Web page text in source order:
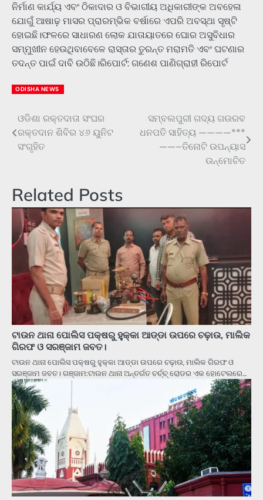
ନିର୍ମାଣ କାର୍ଯ୍ୟ ଏବଂ ଠିକାଦାର ଓ ବିଭାଗୀୟ ଅଧିକାରୀଙ୍କ ଅବହେଳା
ଯୋଗୁଁ ଆଷାଢ଼ ମାସର ପ୍ରାରମ୍ଭିକ ବର୍ଷାରେ ଏପରି ଅବସ୍ଥା ସୃଷ୍ଟି
ହୋଇଛି।ଫଳରେ ସାଧାରଣ ଲୋକ ଯାତାୟାତରେ ଘୋର ଅସୁବିଧାର
ସମ୍ମୁଖୀନ ହେଉଥିବାବେଳେ ରାସ୍ତାର ତୁରନ୍ତ ମରାମତି ଏବଂ ଘଟଣାର
ତଦନ୍ତ ପାଇଁ ଦାବି ଉଠିଛି।ରିପୋର୍ଟ: ଗଣେଶ ପାଣିଗ୍ରାହୀ ରିପୋର୍ଟ
ODISHA NEWS
Post
navigation
ଓଡିଶା ରକ୍ତଦାତା ସଂଘର
ରକ୍ତଦାନ ଶିବିର ୪୬ ୟୁନିଟ
ସଂଗୃହିତ
ସମ୍ବଲପୁରୀ ଗଦ୍ୟ ଗଉରବ
ଧନପତି ସାହିତ୍ୟ ————***
——–ତିନୋଟି ଉପନ୍ୟାସ
ଉନ୍ମୋଚିତ
Related Posts
ଟାଉନ ଥାନା ପୋଲିସ ପକ୍ଷରୁ ହୁକ୍କା ଆଡ୍ଡା ଉପରେ ଚଢ଼ାଉ, ମାଲିକ
ଗିରଫ ଓ ସରଞ୍ଜାମ ଜବତ।
ଟାଉନ ଥାନା ପୋଲିସ ପକ୍ଷରୁ ହୁକ୍କା ଆଡ୍ଡା ଉପରେ ଚଢ଼ାଉ, ମାଲିକ ଗିରଫ ଓ
ସରଞ୍ଜାମ ଜବତ। ଗଞ୍ଜାମ:ଟାଉନ ଥାନା ଅନ୍ତର୍ଗତ ଚର୍ଚ୍ଚ୍ ରୋଡର ଏକ ହୋଟେଲରେ…